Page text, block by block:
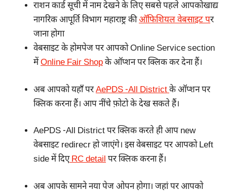
राशन कार्ड सूची में नाम देखने के लिए सबसे पहले आपकोखाद्य
नागरिक आपूर्ति विभाग महाराष्ट्र कीऑफिशियल वेबसाइट पर
जाना होगा
वेबसाइट के होमपेज पर आपको Online Service section
मेंOnline Fair Shopके ऑप्शन पर क्लिक कर देना हैं।
अब आपको यहाँ परAePDS -All Districtके ऑप्शन पर
क्लिक करना हैं। आप नींचे फ़ोटो के देख सकते हैं।
AePDS -All District पर क्लिक करते ही आप new
वेबसाइट redirecr हो जाएंगे। इस वेबसाइट पर आपको Left
side में दिएRC detailपर क्लिक करना हैं।
अब आपके सामने नया पेज ओपन होगा। जहां पर आपको